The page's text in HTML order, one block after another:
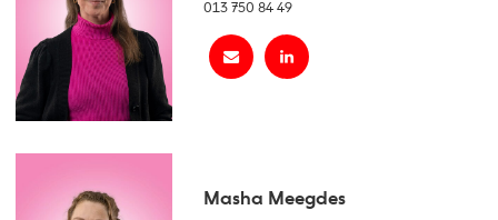
013 750 84 49
Masha Meegdes